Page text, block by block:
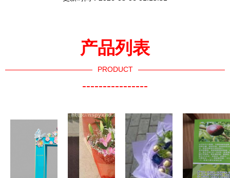
产品列表
PRODUCT
----------------